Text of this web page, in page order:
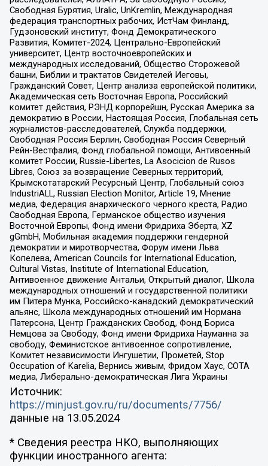
Свободная Бурятия, Uralic, UnKremlin, Международная
федерация транспортных рабочих, ИстЧам Финланд,
Гудзоновский институт, Фонд Демократического
Развития, Комитет-2024, Центрально-Европейский
университет, Центр восточноевропейских и
международных исследований, Общество Сторожевой
башни, Библии и трактатов Свидетелей Иеговы,
Гражданский Совет, Центр анализа европейской политики,
Академическая сеть Восточная Европа, Российский
комитет действия, РЭНД корпорейшн, Русская Америка за
демократию в России, Настоящая Россия, Глобальная сеть
журналистов-расследователей, Служба поддержки,
Свободная Россия Берлин, Свободная Россия Северный
Рейн-Вестфалия, Фонд глобальной помощи, Антивоенный
комитет России, Russie-Libertes, La Asocicion de Rusos
Libres, Союз за возвращение Северных территорий,
Крымскотатарский Ресурсный Центр, Глобальный союз
IndustriALL, Russian Election Monitor, Article 19, Мнение
медиа, Федерация анархического черного креста, Радио
Свободная Европа, Германское общество изучения
Восточной Европы, Фонд имени Фридриха Эберта, XZ
gGmbH, Мобильная академия поддержки гендерной
демократии и миротворчества, Форум имени Льва
Копелева, American Councils for International Education,
Cultural Vistas, Institute of International Education,
Антивоенное движение Антальи, Открытый диалог, Школа
международных отношений и государственной политики
им Питера Мунка, Российско-канадский демократический
альянс, Школа международных отношений им Нормана
Патерсона, Центр Гражданских Свобод, Фонд Бориса
Немцова за Свободу, Фонд имени Фридриха Науманна за
свободу, Феминистское антивоенное сопротивление,
Комитет независимости Ингушетии, Прометей, Stop
Occupation of Karelia, Вернись живым, Фридом Хаус, СОТА
медиа, Либерально-демократическая Лига Украины
Источник:
https://minjust.gov.ru/ru/documents/7756/
данные на 13.05.2024
* Сведения реестра НКО, выполняющих
функции иностранного агента: